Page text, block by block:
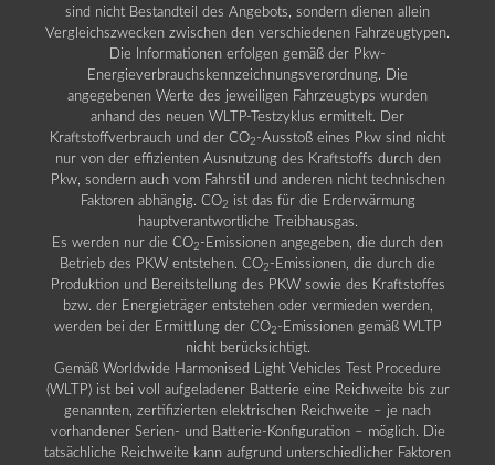
sind nicht Bestandteil des Angebots, sondern dienen allein
Vergleichszwecken zwischen den verschiedenen Fahrzeugtypen.
Die Informationen erfolgen gemäß der Pkw-
Energieverbrauchskennzeichnungsverordnung. Die
angegebenen Werte des jeweiligen Fahrzeugtyps wurden
anhand des neuen WLTP-Testzyklus ermittelt. Der
Kraftstoffverbrauch und der CO2 -Ausstoß eines Pkw sind nicht
nur von der effizienten Ausnutzung des Kraftstoffs durch den
Pkw, sondern auch vom Fahrstil und anderen nicht technischen
Faktoren abhängig. CO2 ist das für die Erderwärmung
hauptverantwortliche Treibhausgas.
Es werden nur die CO2 -Emissionen angegeben, die durch den
Betrieb des PKW entstehen. CO2 -Emissionen, die durch die
Produktion und Bereitstellung des PKW sowie des Kraftstoffes
bzw. der Energieträger entstehen oder vermieden werden,
werden bei der Ermittlung der CO2 -Emissionen gemäß WLTP
nicht berücksichtigt.
Gemäß Worldwide Harmonised Light Vehicles Test Procedure
(WLTP) ist bei voll aufgeladener Batterie eine Reichweite bis zur
genannten, zertifizierten elektrischen Reichweite – je nach
vorhandener Serien- und Batterie-Konfiguration – möglich. Die
tatsächliche Reichweite kann aufgrund unterschiedlicher Faktoren